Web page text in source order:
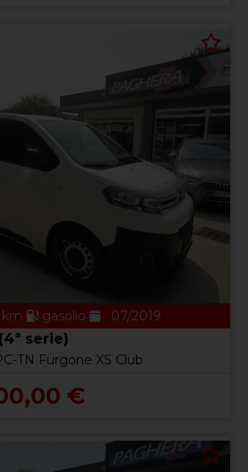
gasolio 07/2019
serie)
TN Furgone XS Club
€